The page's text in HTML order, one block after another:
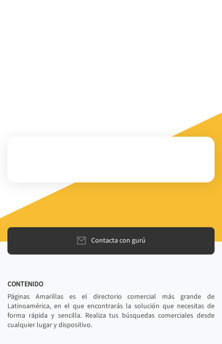
Contacta con gurú
CONTENIDO
Páginas Amarillas es el directorio comercial más grande de
Latinoamérica, en el que encontrarás la solución que necesitas de
forma rápida y sencilla. Realiza tus búsquedas comerciales desde
cualquier lugar y dispositivo.